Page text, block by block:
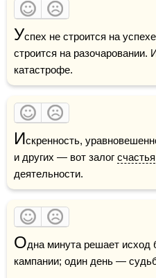
Успех не строится на
строится на разочаровании.
катастрофе.
Искренность,
и других — вот залог счастья
деятельности.
Одна минута решает
кампании; один день —